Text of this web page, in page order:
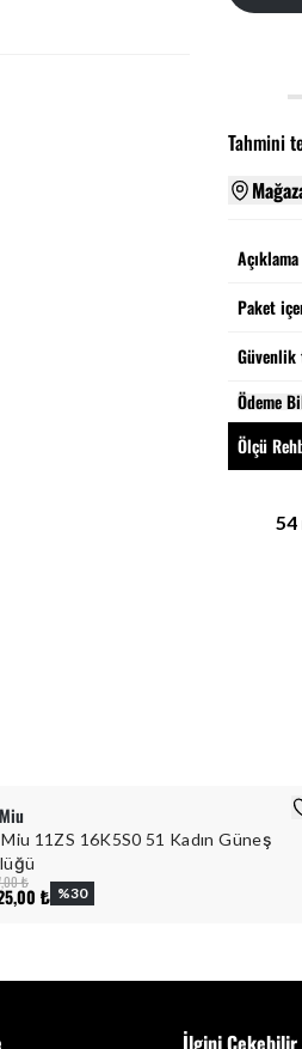
Tahmini
Açıklama
Paket
Güvenlik
Ödeme
Ölçü
54
11ZS 16K5S0 51 Kadın Güneş
₺
₺ %30
İlgini Çekebilir